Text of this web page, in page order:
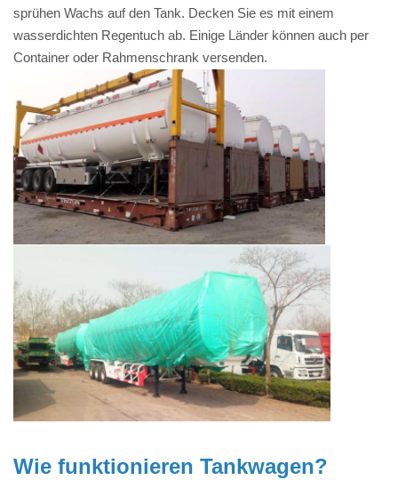
sprühen Wachs auf den Tank. Decken Sie es mit einem
wasserdichten Regentuch ab. Einige Länder können auch per
Container oder Rahmenschrank versenden.
Wie funktionieren Tankwagen?